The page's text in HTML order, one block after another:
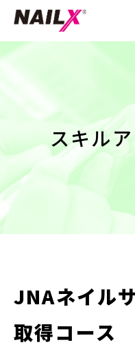
スキル
JNAネイル
取得コース